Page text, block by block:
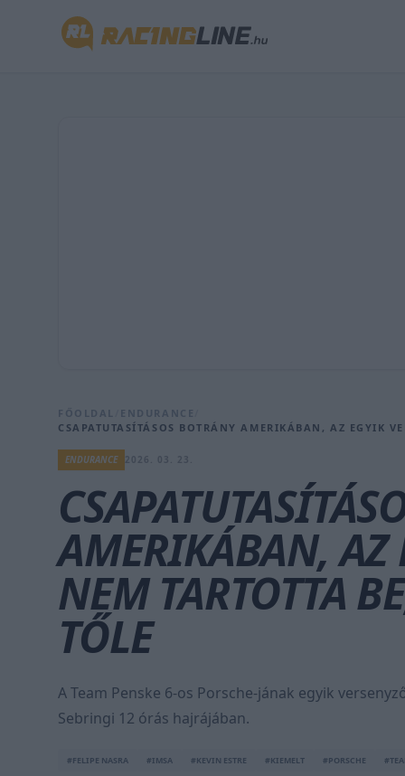
FŐOLDAL ENDURANCE
CSAPATUTASÍTÁSOS BOTRÁNY AMERIKÁBAN, AZ EGYIK
ENDURANCE
AMERIKÁBAN, AZ
NEM TARTOTTA
TŐLE
A Team Penske 6-os Porsche-jának egyik
Sebringi 12 órás hajrájában.
#FELIPE NASRA #IMSA #KEVIN ESTRE #KIEMELT #PORSCHE